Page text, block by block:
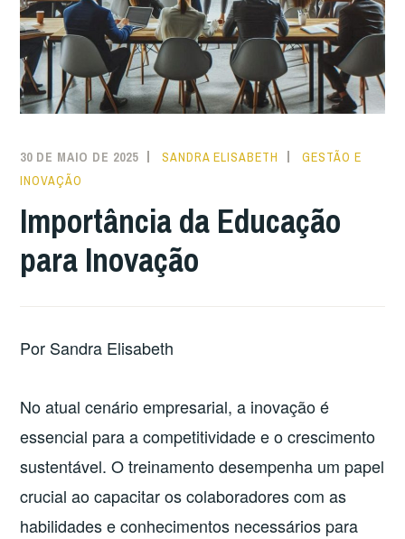
30 DE MAIO DE 2025 SANDRA ELISABETH
GESTÃO E
INOVAÇÃO
Importância da Educação
para Inovação
Por Sandra Elisabeth
No atual cenário empresarial, a inovação é
essencial para a competitividade e o crescimento
sustentável. O treinamento desempenha um papel
crucial ao capacitar os colaboradores com as
habilidades e conhecimentos necessários para